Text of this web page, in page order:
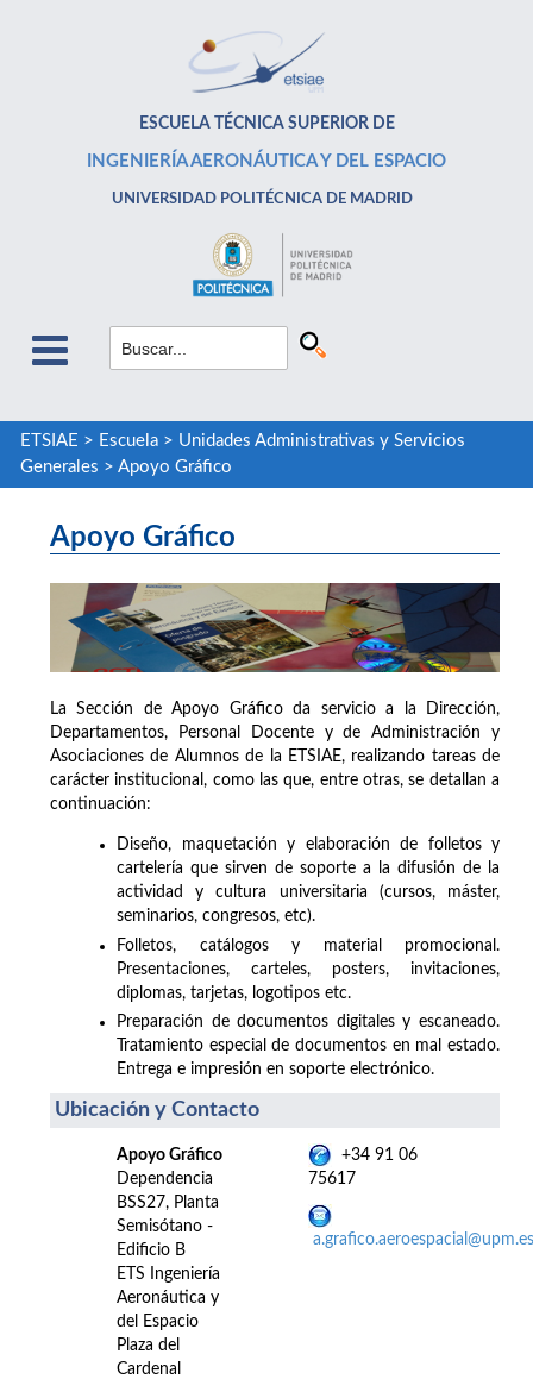
ESCUELA TÉCNICA SUPERIOR DE
INGENIERÍA AERONÁUTICA Y DEL ESPACIO
UNIVERSIDAD POLITÉCNICA DE MADRID
ETSIAE > Escuela> Unidades Administrativas y Servicios
Generales > Apoyo Gráfico
Apoyo Gráfico
La Sección de Apoyo Gráfico da servicio a la Dirección,
Departamentos, Personal Docente y de Administración y
Asociaciones de Alumnos de la ETSIAE, realizando tareas de
carácter institucional, como las que, entre otras, se detallan a
continuación:
Diseño, maquetación y elaboración de folletos y
cartelería que sirven de soporte a la difusión de la
actividad y cultura universitaria (cursos, máster,
seminarios, congresos, etc).
Folletos, catálogos y material promocional.
Presentaciones, carteles, posters, invitaciones,
diplomas, tarjetas, logotipos etc.
Preparación de documentos digitales y escaneado.
Tratamiento especial de documentos en mal estado.
Entrega e impresión en soporte electrónico.
Ubicación y Contacto
Apoyo Gráfico
Dependencia
BSS27, Planta
Semisótano -
Edificio B
ETS Ingeniería
Aeronáutica y
del Espacio
Plaza del
Cardenal
+34 91 06
75617
a.grafico.aeroespacial@upm.es